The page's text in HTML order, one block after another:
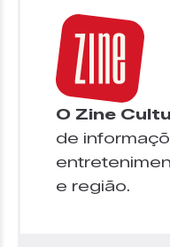
O Zine
de
e região.